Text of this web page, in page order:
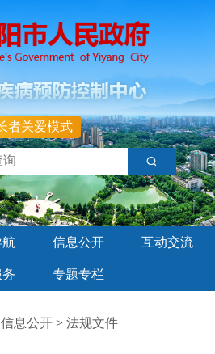
者关爱模式
信息公开 互动交流
专题专栏
信息公开 > 法规文件